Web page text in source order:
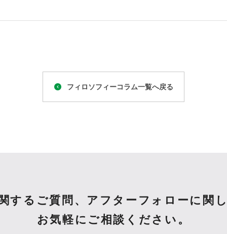
フィロソフィーコラム一覧へ戻る
するご質問、 アフターフォローに関
お気軽にご相談ください。